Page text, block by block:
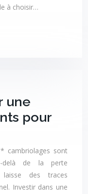
à choisir…
une
pour
cambriolages sont
delà de la perte
laisse des traces
Investir dans une